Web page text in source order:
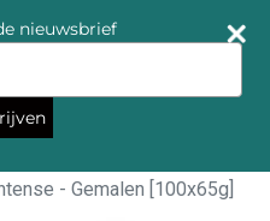
- Gemalen [100x65g]
nieuwsbrief